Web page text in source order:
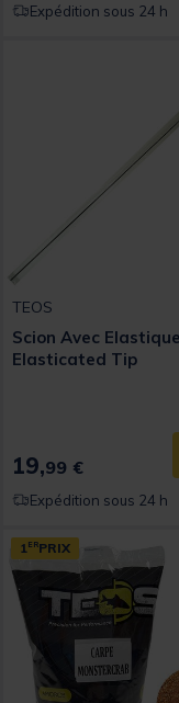
Expédition sous 24 h
TEOS
Scion Avec
Elasticated Tip
19,99 €
Expédition sous 24 h
1 ERPRIX